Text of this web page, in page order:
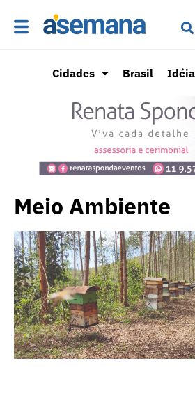
Cidades Brasil
Meio Ambiente